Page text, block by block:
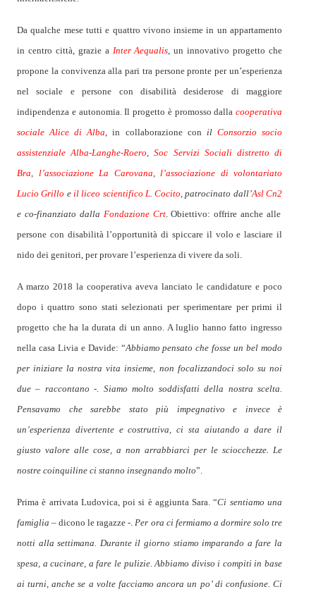
Da qualche mese tutti e quattro vivono insieme in un appartamento
in centro città, grazie a Inter Aequalis, un innovativo progetto che
propone la convivenza alla pari tra persone pronte per un’esperienza
nel sociale e persone con disabilità desiderose di maggiore
indipendenza e autonomia. Il progetto è promosso dalla cooperativa
sociale Alice di Alba, in collaborazione con il Consorzio socio
assistenziale Alba-Langhe-Roero,Soc Servizi Sociali distretto di
Bra, l’associazione La Carovana, l’associazione di volontariato
Lucio Grillo e il liceo scientifico L. Cocito, patrocinato dall’Asl Cn2
e co-finanziato dalla Fondazione Crt. Obiettivo: offrire anche alle
persone con disabilità l’opportunità di spiccare il volo e lasciare il
nido dei genitori, per provare l’esperienza di vivere da soli.
A marzo 2018 la cooperativa aveva lanciato le candidature e poco
dopo i quattro sono stati selezionati per sperimentare per primi il
progetto che ha la durata di un anno. A luglio hanno fatto ingresso
nella casa Livia e Davide: “Abbiamo pensato che fosse un bel modo
per iniziare la nostra vita insieme, non focalizzandoci solo su noi
due – raccontano -. Siamo molto soddisfatti della nostra scelta.
Pensavamo che sarebbe stato più impegnativo e invece è
un’esperienza divertente e costruttiva, ci sta aiutando a dare il
giusto valore alle cose, a non arrabbiarci per le sciocchezze. Le
nostre coinquiline ci stanno insegnando molto”.
Prima è arrivata Ludovica, poi si è aggiunta Sara. “Ci sentiamo una
famiglia – dicono le ragazze -.Per ora ci fermiamo a dormire solo tre
notti alla settimana. Durante il giorno stiamo imparando a fare la
spesa, a cucinare, a fare le pulizie. Abbiamo diviso i compiti in base
ai turni, anche se a volte facciamo ancora un po’ di confusione. Ci